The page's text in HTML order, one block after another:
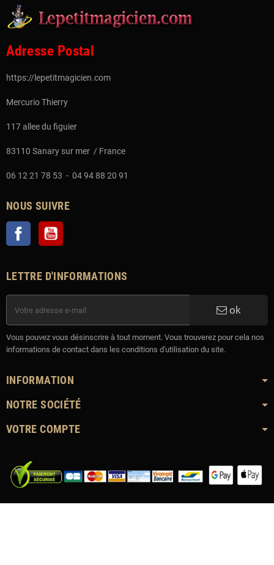
Adresse Postal
https://lepetitmagicien.com
Mercurio Thierry
117 allee du figuier
83110 Sanary sur mer / France
06 12 21 78 53 - 04 94 88 20 91
NOUS SUIVRE
Facebook
LETTRE D'INFORMATIONS
ok
Vous pouvez vous désinscrire à tout moment. Vous trouverez pour cela nos
informations de contact dans les conditions d'utilisation du site.
INFORMATION
NOTRE SOCIÉTÉ
VOTRE COMPTE